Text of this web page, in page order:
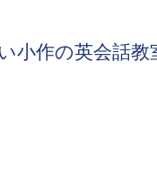
小作の英会話教